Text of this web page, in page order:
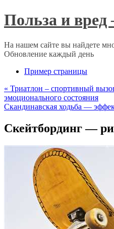
Польза и
На нашем сайте вы найдете
Обновление каждый день
Пример страницы
« Триатлон – спортивный
эмоционального состояния
Скандинавская ходьба —
Скейтбординг —